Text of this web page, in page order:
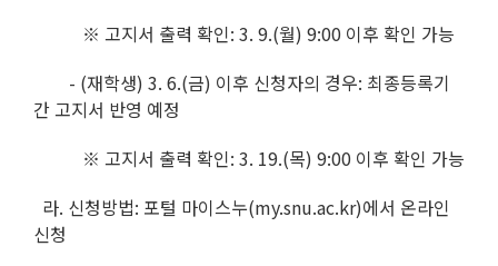
※ 고지서 출력 확인: 3. 9.(월) 9:00 이후 확인 가능
- (재학생) 3. 6.(금) 이후 신청자의 경우: 최종등록기
간 고지서 반영 예정
※ 고지서 출력 확인: 3. 19.(목) 9:00 이후 확인 가능
라. 신청방법: 포털 마이스누(my.snu.ac.kr)에서 온라인
신청